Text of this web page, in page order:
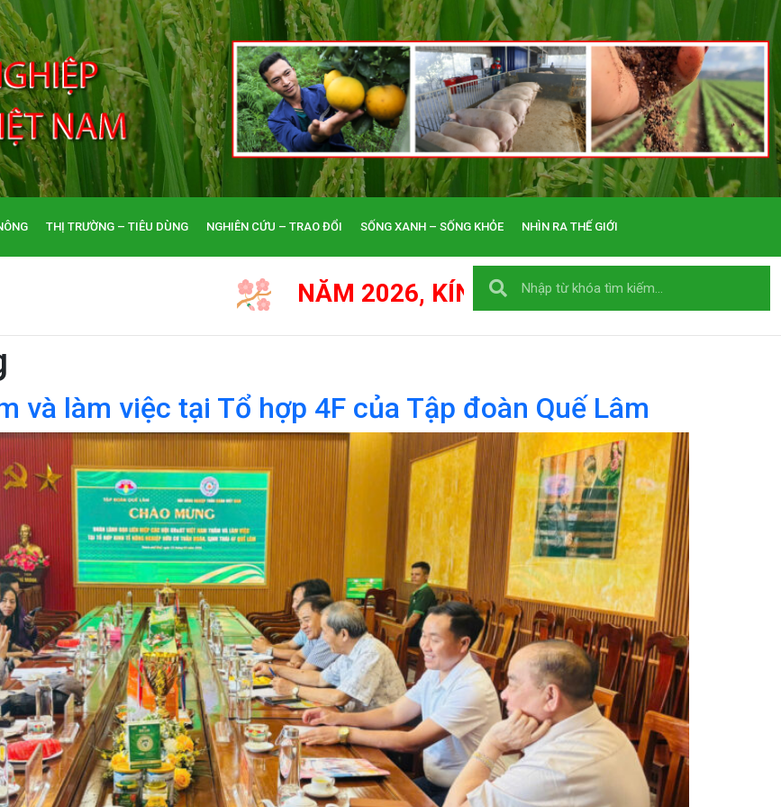
THỊ TRƯỜNG – TIÊU DÙNG NGHIÊN CỨU – TRAO ĐỔI SỐNG XANH – SỐNG KHỎE NHÌN RA THẾ GIỚI
NĂM 2026, KÍNH CHÚC QUÝ VỊ CÙNG GIA ĐÌNH: THIÊN
và làm việc tại Tổ hợp 4F của Tập đoàn Quế Lâm